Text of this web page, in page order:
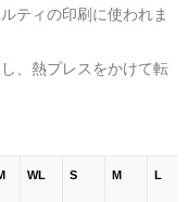
ティの印刷に使われま
、熱プレスをかけて転
WL S M L